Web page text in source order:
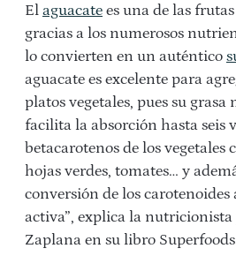
El aguacate es una de las
gracias a los numerosos
lo convierten en un auténtico
aguacate es excelente para
platos vegetales, pues su
facilita la absorción hasta seis
betacarotenos de los vegetales
hojas verdes, tomates… y
conversión de los
activa”, explica la
Zaplana en su libro